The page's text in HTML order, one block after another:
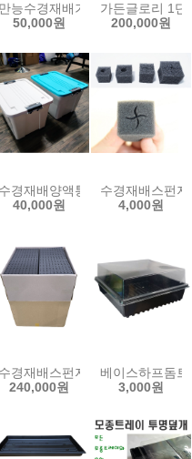
큐브 양액재배
재배기 인삼수경재배 LED수경
만능수경재배기(3조)/고추재배기
50,000원
가든글로리 1
200,000원
산 NFT 박막재배 필드 PVC파
스마트팜 식물 PVC파이프 베드
수경재배양액통(55L)/양액박스
40,000원
수경재배스펀
4,000원
앗 파종 모종 식물 발아용 사각
판 22,000셀 파종스펀지 모종재
수경재배스펀지 홀 60판 1box 스
240,000원
베이스하프돔
3,000원